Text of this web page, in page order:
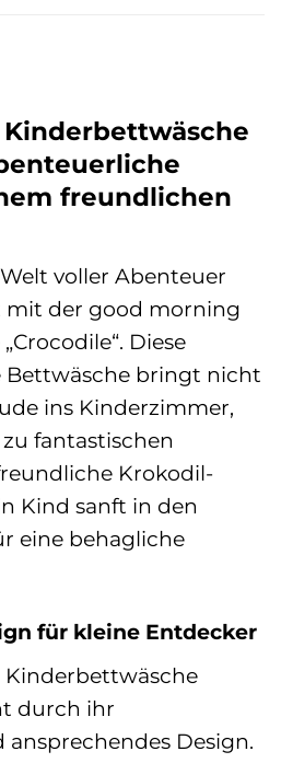
freundlichen
voller Abenteuer
mit der good morning
Diese
Bettwäsche bringt nicht
ins Kinderzimmer,
fantastischen
Krokodil-
Kind sanft in den
eine behagliche
für kleine Entdecker
durch ihr
Design.